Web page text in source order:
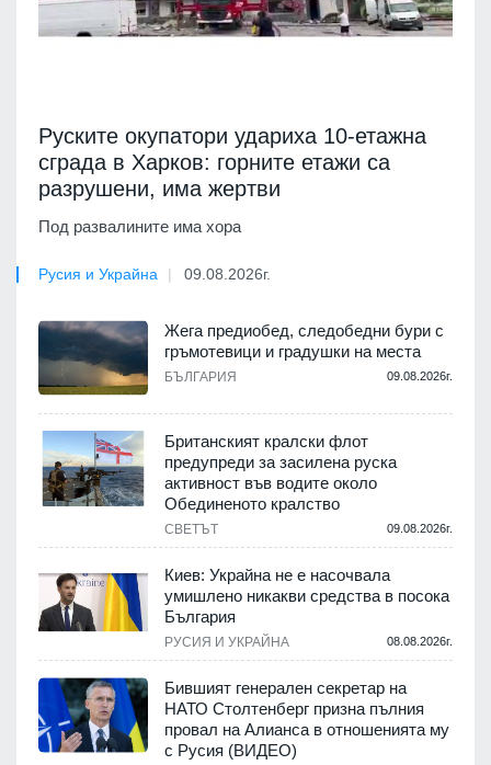
Руските окупатори удариха 10-етажна
сграда в Харков: горните етажи са
разрушени, има жертви
Под развалините има хора
Русия и Украйна 09.08.2026г.
Жега предиобед, следобедни бури с
гръмотевици и градушки на места
БЪЛГАРИЯ 09.08.2026г.
Британският кралски флот
предупреди за засилена руска
активност във водите около
Обединеното кралство
СВЕТЪТ 09.08.2026г.
Киев: Украйна не е насочвала
умишлено никакви средства в посока
България
РУСИЯ И УКРАЙНА 08.08.2026г.
Бившият генерален секретар на
НАТО Столтенберг призна пълния
провал на Алианса в отношенията му
с Русия (ВИДЕО)